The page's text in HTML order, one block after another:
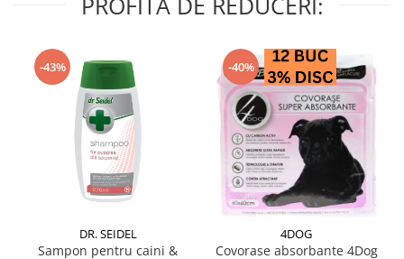
-43%
DR. SEIDEL
Sampon pentru caini &
-40%
4DOG
Covorase absorbante 4Dog